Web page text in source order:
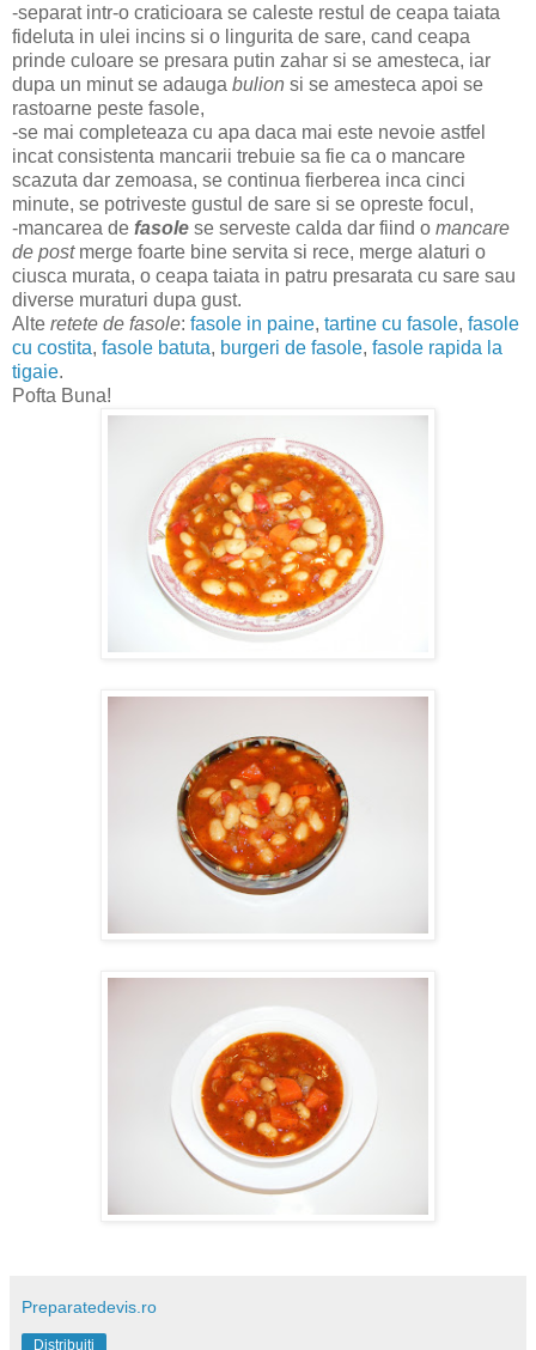
-separat intr-o craticioara se caleste restul de ceapa taiata
fideluta in ulei incins si o lingurita de sare, cand ceapa
prinde culoare se presara putin zahar si se amesteca, iar
dupa un minut se adauga bulion si se amesteca apoi se
rastoarne peste fasole,
-se mai completeaza cu apa daca mai este nevoie astfel
incat consistenta mancarii trebuie sa fie ca o mancare
scazuta dar zemoasa, se continua fierberea inca cinci
minute, se potriveste gustul de sare si se opreste focul,
-mancarea de fasole se serveste calda dar fiind o mancare
de postmerge foarte bine servita si rece, merge alaturi o
ciusca murata, o ceapa taiata in patru presarata cu sare sau
diverse muraturi dupa gust.
Alte retete de fasole: fasole in paine, tartine cu fasole, fasole
cu costita, fasole batuta, burgeri de fasole, fasole rapida la
tigaie.
Pofta Buna!
Preparatedevis.ro
Distribuiți